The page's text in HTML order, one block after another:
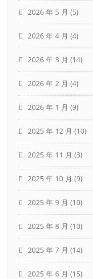
2026 年 5 月 (5)
2026 年 4 月 (4)
2026 年 3 月 (14)
2026 年 2 月 (4)
2026 年 1 月 (9)
2025 年 12 月 (10)
2025 年 11 月 (3)
2025 年 10 月 (9)
2025 年 9 月 (10)
2025 年 8 月 (10)
2025 年 7 月 (14)
2025 年 6 月 (15)